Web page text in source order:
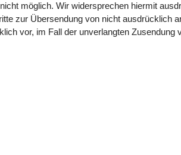
möglich. Wir widersprechen hiermit
zur Übersendung von nicht ausdrücklich
vor, im Fall der unverlangten